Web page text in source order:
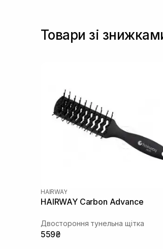
Товари зі
HAIRWAY
HAIRWAY Carbon Advance
Двостороння тунельна щітка
559₴